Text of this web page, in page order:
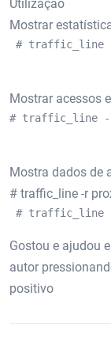
Utilização
Mostrar
# traffic_line -
Mostrar acessos
# traffic_line -r
Mostra dados de
# traffic_line -r
# traffic_line -
Gostou e ajudou
autor
positivo